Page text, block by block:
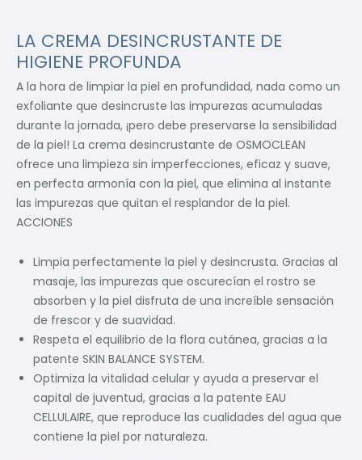
LA CREMA DESINCRUSTANTE DE
HIGIENE PROFUNDA
A la hora de limpiar la piel en profundidad, nada como un
exfoliante que desincruste las impurezas acumuladas
durante la jornada, ¡pero debe preservarse la sensibilidad
de la piel! La crema desincrustante de OSMOCLEAN
ofrece una limpieza sin imperfecciones, eficaz y suave,
en perfecta armonía con la piel, que elimina al instante
las impurezas que quitan el resplandor de la piel.
ACCIONES
Limpia perfectamente la piel y desincrusta. Gracias al
masaje, las impurezas que oscurecían el rostro se
absorben y la piel disfruta de una increíble sensación
de frescor y de suavidad.
Respeta el equilibrio de la flora cutánea, gracias a la
patente SKIN BALANCE SYSTEM.
Optimiza la vitalidad celular y ayuda a preservar el
capital de juventud, gracias a la patente EAU
CELLULAIRE, que reproduce las cualidades del agua que
contiene la piel por naturaleza.